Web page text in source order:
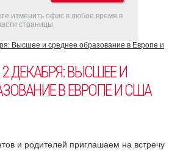
Высшее и среднее образование в Европе и
ДЕКАБРЯ: ВЫСШЕЕ И
В ЕВРОПЕ И США
и родителей приглашаем на встречу
изменить офис в любое время в
страницы